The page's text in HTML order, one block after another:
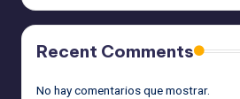
Recent Comments
No hay comentarios que mostrar.